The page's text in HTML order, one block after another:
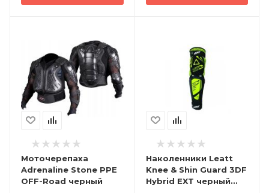
Моточерепаха
Adrenaline Stone PPE
OFF-Road черный
Наколенники Leatt
Knee & Shin Guard 3DF
Hybrid EXT черный